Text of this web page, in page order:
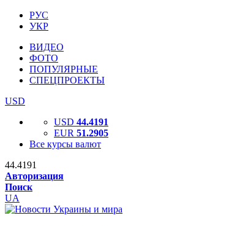
РУС
УКР
ВИДЕО
ФОТО
ПОПУЛЯРНЫЕ
СПЕЦПРОЕКТЫ
USD
USD 44.4191
EUR 51.2905
Все курсы валют
44.4191
Авторизация
Поиск
UA